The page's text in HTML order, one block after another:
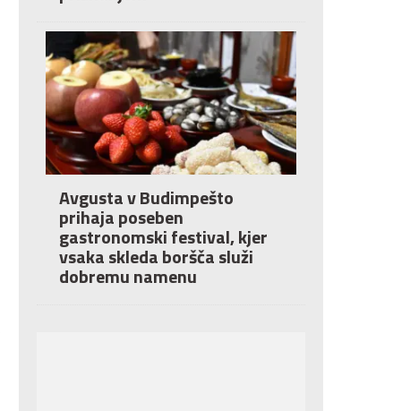
Avgusta v Budimpešto
prihaja poseben
gastronomski festival, kjer
vsaka skleda boršča služi
dobremu namenu